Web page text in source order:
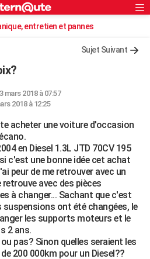
Rechercher
S'inscrireentretien et pannes
Sujet Suivant
mars 2018 à 07:57
2018 à 12:25
acheter une voiture d'occasion
en Diesel 1.3L JTD 70CV 195
c'est une bonne idée cet achat
peur de me retrouver avec un
avec des pièces
à changer... Sachant que c'est
suspensions ont été changées, le
les supports moteurs et le
2 ans.
pas? Sinon quelles seraient les
200 000km pour un Diesel??